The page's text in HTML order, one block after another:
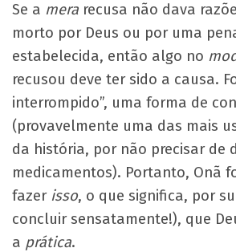
Se a mera recusa não dava
morto por Deus ou por uma
estabelecida, então algo no
recusou deve ter sido a causa.
interrompido”, uma forma de
(provavelmente uma das mais
da história, por não precisar de
medicamentos). Portanto, Onã
fazer isso, o que significa, por
concluir sensatamente!), que
a prática.